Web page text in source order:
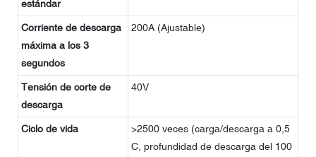
estándar
Corriente de descarga
máxima a los 3
segundos
200A (Ajustable)
Tensión de corte de
descarga
40V
Ciclo de vida
>2500 veces (carga/descarga a 0,5
C, profundidad de descarga del 100